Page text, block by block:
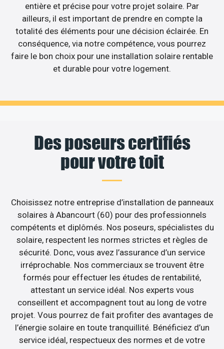
entière et précise pour votre projet solaire. Par
ailleurs, il est important de prendre en compte la
totalité des éléments pour une décision éclairée. En
conséquence, via notre compétence, vous pourrez
faire le bon choix pour une installation solaire rentable
et durable pour votre logement.
Des poseurs certifiés
pour votre toit
Choisissez notre entreprise d’installation de panneaux
solaires à Abancourt (60) pour des professionnels
compétents et diplômés. Nos poseurs, spécialistes du
solaire, respectent les normes strictes et règles de
sécurité. Donc, vous avez l’assurance d’un service
irréprochable. Nos commerciaux se trouvent être
formés pour effectuer les études de rentabilité,
attestant un service idéal. Nos experts vous
conseillent et accompagnent tout au long de votre
projet. Vous pourrez de fait profiter des avantages de
l’énergie solaire en toute tranquillité. Bénéficiez d’un
service idéal, respectueux des normes et de votre